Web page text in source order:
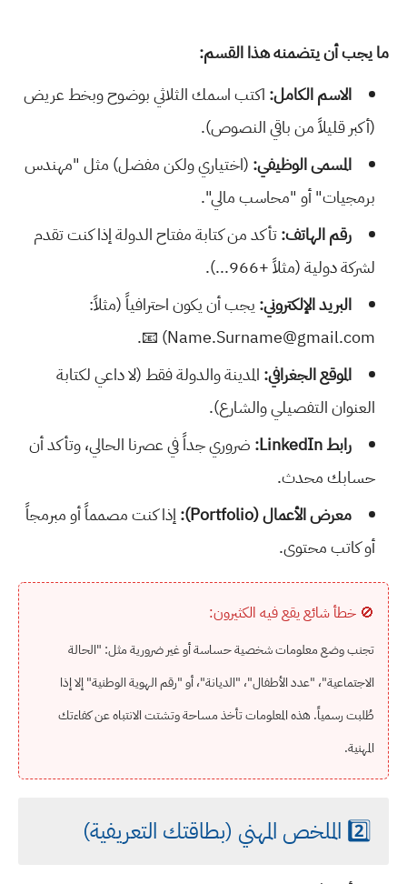
ما يجب أن يتضمنه هذا القسم:
الاسم الكامل: اكتب اسمك الثلاثي بوضوح وبخط عريض
(أكبر قليلاً من باقي النصوص).
المسمى الوظيفي: (اختياري ولكن مفضل) مثل "مهندس
برمجيات" أو "محاسب مالي".
رقم الهاتف:تأكد من كتابة مفتاح الدولة إذا كنت تقدم
لشركة دولية (مثلاً +966...).
البريد الإلكتروني: يجب أن يكون احترافياً (مثلاً:
Name.Surname@gmail.com) 📧.
الموقع الجغرافي: المدينة والدولة فقط (لا داعي لكتابة
العنوان التفصيلي والشارع).
رابط LinkedIn:
ضروري جداً في عصرنا الحالي، وتأكد أن
حسابك محدث.
معرض الأعمال (Portfolio):
إذا كنت مصمماً أو مبرمجاً
أو كاتب محتوى.
🚫 خطأ شائع يقع فيه الكثيرون:
تجنب وضع معلومات شخصية حساسة أو غير ضرورية مثل: "الحالة
الاجتماعية"، "عدد الأطفال"، "الديانة"، أو "رقم الهوية الوطنية" إلا إذا
طُلبت رسمياً. هذه المعلومات تأخذ مساحة وتشتت الانتباه عن كفاءتك
المهنية.
2️⃣ الملخص المهني (بطاقتك التعريفية)